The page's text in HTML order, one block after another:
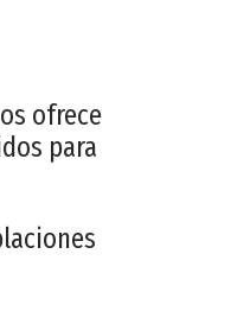
ofrece
para